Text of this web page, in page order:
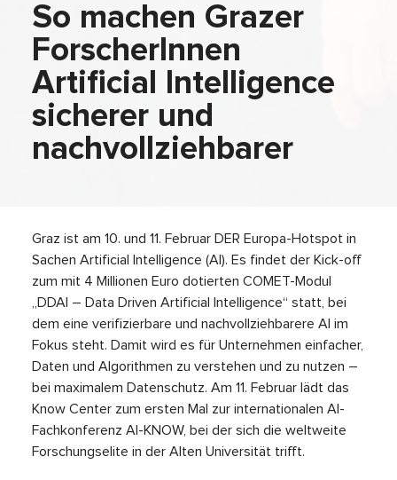
So machen Grazer
ForscherInnen
Artificial Intelligence
sicherer und
nachvollziehbarer
Graz ist am 10. und 11. Februar DER Europa-Hotspot in
Sachen Artificial Intelligence (AI). Es findet der Kick-off
zum mit 4 Millionen Euro dotierten COMET-Modul
„DDAI – Data Driven Artificial Intelligence“ statt, bei
dem eine verifizierbare und nachvollziehbarere AI im
Fokus steht. Damit wird es für Unternehmen einfacher,
Daten und Algorithmen zu verstehen und zu nutzen –
bei maximalem Datenschutz. Am 11. Februar lädt das
Know Center zum ersten Mal zur internationalen AI-
Fachkonferenz AI-KNOW, bei der sich die weltweite
Forschungselite in der Alten Universität trifft.